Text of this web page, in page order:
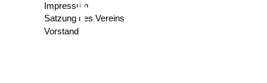
Impressum
Satzung des Vereins
Vorstand